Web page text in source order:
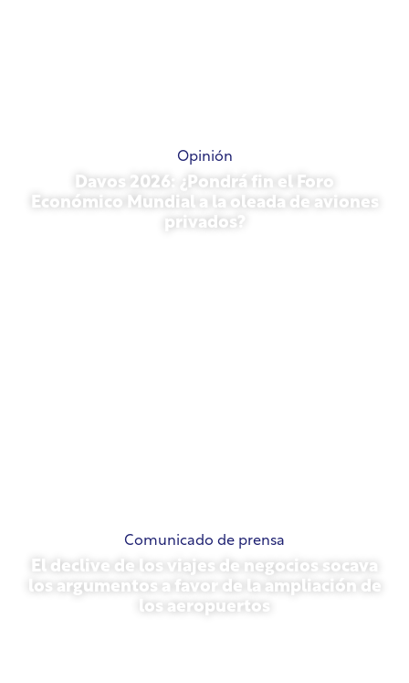
Opinión
Davos 2026: ¿Pondrá fin el Foro
Económico Mundial a la oleada de aviones
privados?
Comunicado de prensa
El declive de los viajes de negocios socava
los argumentos a favor de la ampliación de
los aeropuertos